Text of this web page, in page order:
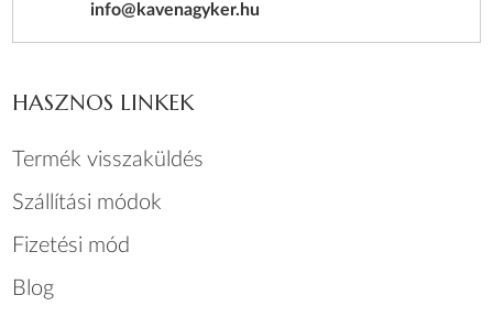
info@kavenagyker.hu
HASZNOS LINKEK
Termék visszaküldés
Szállítási módok
Fizetési mód
Blog